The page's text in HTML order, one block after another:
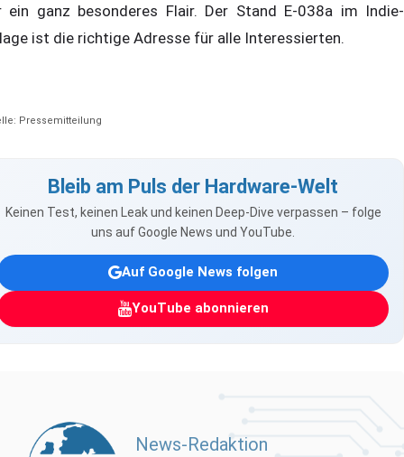
ein ganz besonderes Flair. Der Stand E-038a im Indie-
ist die richtige Adresse für alle Interessierten.
Pressemitteilung
Bleib am Puls der Hardware-Welt
Keinen Test, keinen Leak und keinen Deep-Dive verpassen – folge
uns auf Google News und YouTube.
Auf Google News folgen
YouTube abonnieren
News-Redaktion